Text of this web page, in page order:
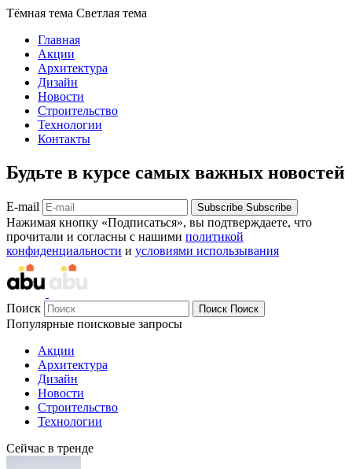
Тёмная тема Светлая тема
Главная
Акции
Архитектура
Дизайн
Новости
Строительство
Технологии
Контакты
Будьте в курсе самых важных новостей
E-mail Subscribe Subscribe
Нажимая кнопку «Подписаться», вы подтверждаете, что
прочитали и согласны с нашими политикой
конфиденциальности и условиями использывания
Поиск Поиск Поиск
Популярные поисковые запросы
Акции
Архитектура
Дизайн
Новости
Строительство
Технологии
Сейчас в тренде